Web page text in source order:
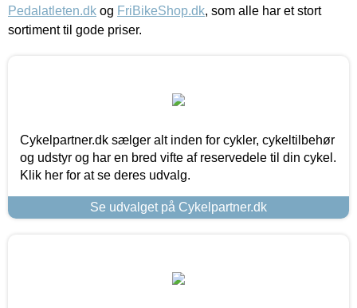
Pedalatleten.dk og FriBikeShop.dk, som alle har et stort
sortiment til gode priser.
Cykelpartner.dk sælger alt inden for cykler, cykeltilbehør
og udstyr og har en bred vifte af reservedele til din cykel.
Klik her for at se deres udvalg.
Se udvalget på Cykelpartner.dk